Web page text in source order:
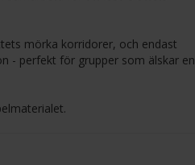
mörka korridorer, och endast
- perfekt för grupper som älskar en